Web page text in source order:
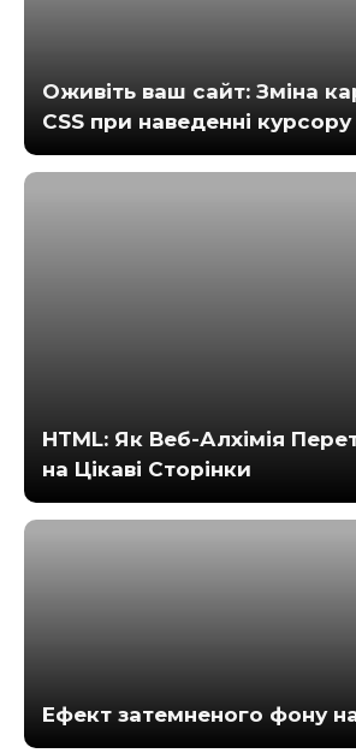
Оживіть ваш сайт: Зміна
CSS при наведенні курсору
HTML: Як Веб-Алхімія
на Цікаві Сторінки
Ефект затемненого фону